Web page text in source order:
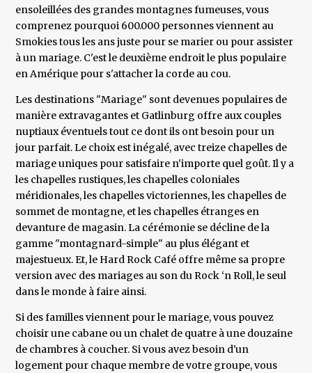
ensoleillées des grandes montagnes fumeuses, vous
comprenez pourquoi 600.000 personnes viennent au
Smokies tous les ans juste pour se marier ou pour assister
à un mariage. C'est le deuxième endroit le plus populaire
en Amérique pour s'attacher la corde au cou.
Les destinations "Mariage" sont devenues populaires de
manière extravagantes et Gatlinburg offre aux couples
nuptiaux éventuels tout ce dont ils ont besoin pour un
jour parfait. Le choix est inégalé, avec treize chapelles de
mariage uniques pour satisfaire n'importe quel goût. Il y a
les chapelles rustiques, les chapelles coloniales
méridionales, les chapelles victoriennes, les chapelles de
sommet de montagne, et les chapelles étranges en
devanture de magasin. La cérémonie se décline de la
gamme "montagnard-simple" au plus élégant et
majestueux. Et, le Hard Rock Café offre même sa propre
version avec des mariages au son du Rock ‘n Roll, le seul
dans le monde à faire ainsi.
Si des familles viennent pour le mariage, vous pouvez
choisir une cabane ou un chalet de quatre à une douzaine
de chambres à coucher. Si vous avez besoin d'un
logement pour chaque membre de votre groupe, vous